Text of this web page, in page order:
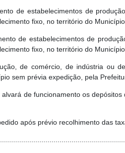
de estabelecimentos de
fixo, no território do
de estabelecimentos de
fixo, no território do
de comércio, de indústria ou
sem prévia expedição, pela
de funcionamento os
após prévio recolhimento das